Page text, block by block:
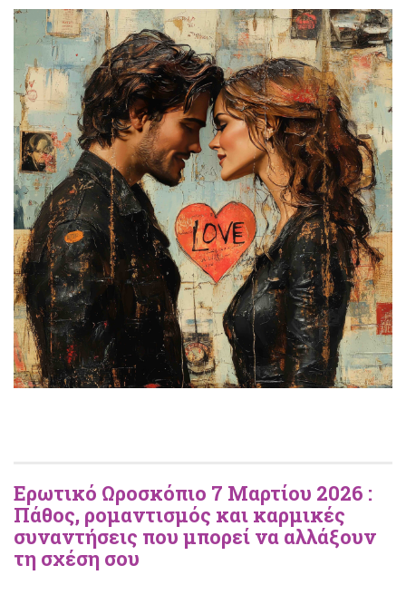
Ερωτικό Ωροσκόπιο 7 Μαρτίου 2026 :
Πάθος, ρομαντισμός και καρμικές
συναντήσεις που μπορεί να αλλάξουν
τη σχέση σου